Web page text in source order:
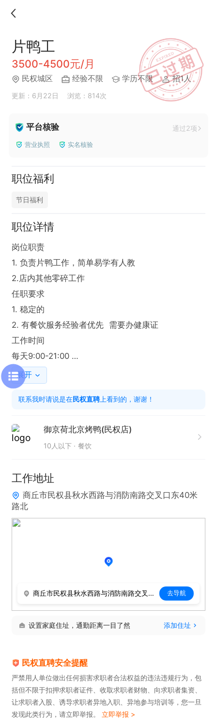
片鸭工
3500-4500元/月
民权城区 经验不限 学历不限 招1人
更新：6月22日 浏览：814次
平台核验 通过2项
营业执照 实名核验
职位福利
节日福利
职位详情
岗位职责
1. 负责片鸭工作，简单易学有人教
2.店内其他零碎工作
任职要求
1. 稳定的
2. 有餐饮服务经验者优先  需要办健康证
工作时间
每天9:00-21:00
电话一般接不到 可以加微联系
展开
联系我时请说是在民权直聘 上看到的，谢谢！
御京荷北京烤鸭(民权店)
10人以下 餐饮
工作地址
商丘市民权县秋水西路与消防南路交叉口东40米
路北
商丘市民权县秋水西路与消防南路交叉口东40米路北 去导航
设置家庭住址，通勤距离一目了然 添加住址
民权直聘安全提醒
严禁用人单位做出任何损害求职者合法权益的违法违规行为，包
括但不限于扣押求职者证件、收取求职者财物、向求职者集资、
让求职者入股、诱导求职者异地入职、异地参与培训等，您一旦
发现此类行为，请立即举报。 立即举报 >